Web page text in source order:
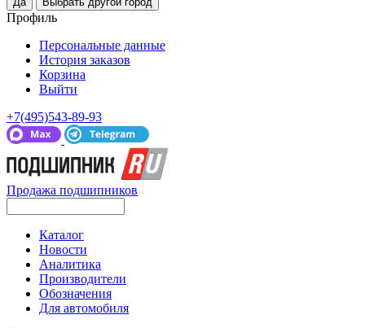
Профиль
Персональные данные
История заказов
Корзина
Выйти
+7(495)543-89-93
Продажа подшипников
Каталог
Новости
Аналитика
Производители
Обозначения
Для автомобиля